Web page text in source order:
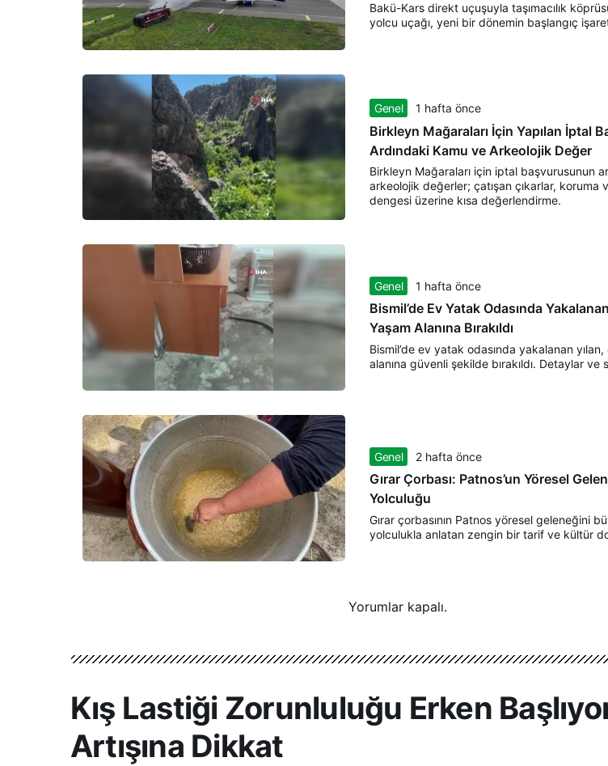
Bakü-Kars direkt uçuşuyla taşımacılık
yolcu uçağı, yeni bir dönemin başlangıç
Genel 1 hafta önce
Birkleyn Mağaraları İçin Yapılan İptal
Ardındaki Kamu ve Arkeolojik Değer
Birkleyn Mağaraları için iptal başvurusunun
arkeolojik değerler; çatışan çıkarlar, koruma
dengesi üzerine kısa değerlendirme.
Genel 1 hafta önce
Bismil’de Ev Yatak Odasında
Yaşam Alanına Bırakıldı
Bismil’de ev yatak odasında yakalanan
alanına güvenli şekilde bırakıldı. Detaylar
Genel 2 hafta önce
Gırar Çorbası: Patnos’un Yöresel
Yolculuğu
Gırar çorbasının Patnos yöresel geleneğini
yolculukla anlatan zengin bir tarif ve kültür
Yorumlar kapalı.
Kış Lastiği Zorunluluğu Erken
Artışına Dikkat